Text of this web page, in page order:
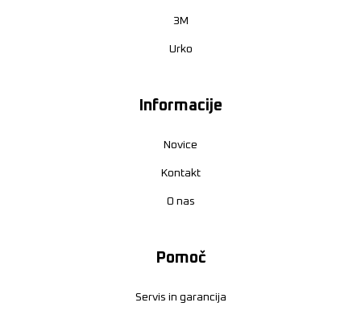
3M
Urko
Informacije
Novice
Kontakt
O nas
Pomoč
Servis in garancija